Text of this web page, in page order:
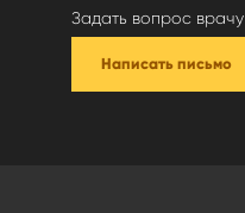
Задать вопрос врачу
Написать письмо